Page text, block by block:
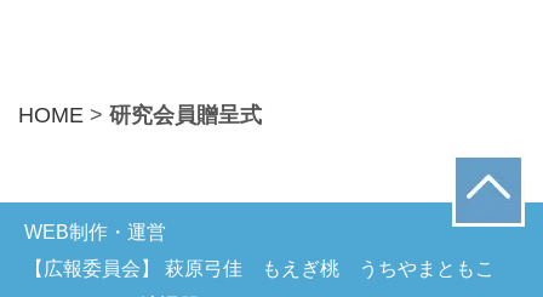
HOME > 研究会員贈呈式
WEB制作・運営
【広報委員会】 萩原弓佳 もえぎ桃 うちやまともこ